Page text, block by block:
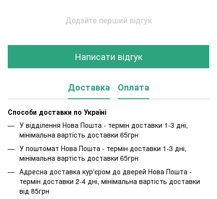
Додайте перший відгук
Написати відгук
Доставка Оплата
Способи доставки по Україні
У відділення Нова Пошта - термін доставки 1-3 дні,
мінімальна вартість доставки 65грн
У поштомат Нова Пошта - термін доставки 1-3 дні,
мінімальна вартість доставки 65грн
Адресна доставка кур'єром до дверей Нова Пошта -
термін доставки 2-4 дні, мінімальна вартість доставки
від 85грн